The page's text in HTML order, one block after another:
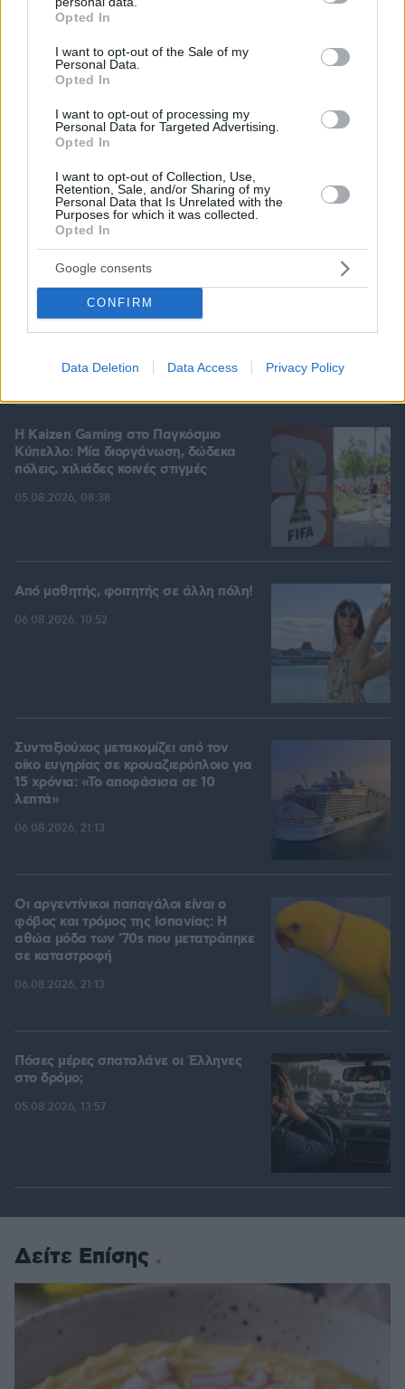
grant or deny consent to Google and its third-party tags to
use your data for below specified purposes in below Google
consent section.
Opted In
I want to opt-out of the Sale of my
Personal Data.
Opted In
I want to opt-out of processing my
Personal Data for Targeted Advertising.
Opted In
I want to opt-out of Collection, Use,
Retention, Sale, and/or Sharing of my
Personal Data that Is Unrelated with the
Purposes for which it was collected.
Opted In
Google consents
CONFIRM
Data Deletion Data Access Privacy Policy
Αφροδίτη στον Ζυγό από σήμερα: Τα τυχερά
ζώδια
06.08.2026, 17:31
11 επιβλητικά μοναστήρια σε νησιά της
H Kaizen Gaming στο Παγκόσμιο
Kύπελλο: Μία διοργάνωση, δώδεκα
πόλεις, χιλιάδες κοινές στιγμές
05.08.2026, 08:38
Από μαθητής, φοιτητής σε άλλη πόλη!
06.08.2026, 10:52
Συνταξιούχος μετακομίζει από τον
οίκο ευγηρίας σε κρουαζιερόπλοιο για
15 χρόνια: «Το αποφάσισα σε 10
λεπτά»
06.08.2026, 21:13
Οι αργεντίνικοι παπαγάλοι είναι ο
φόβος και τρόμος της Ισπανίας: Η
αθώα μόδα των '70s που μετατράπηκε
σε καταστροφή
06.08.2026, 21:13
Πόσες μέρες σπαταλάνε οι Έλληνες
στο δρόμο;
05.08.2026, 13:57
Δείτε Επίσης